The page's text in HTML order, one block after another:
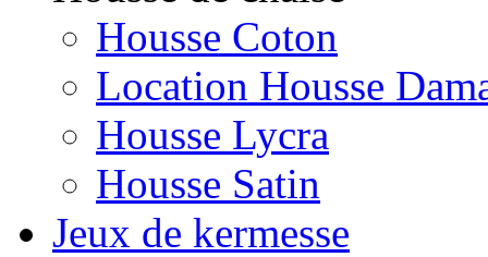
Housse Coton
Location Housse
Housse Lycra
Housse Satin
Jeux de kermesse